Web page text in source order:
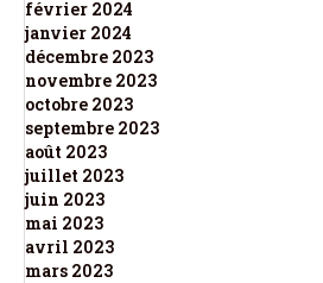
février 2024
janvier 2024
décembre 2023
novembre 2023
octobre 2023
septembre 2023
août 2023
juillet 2023
juin 2023
mai 2023
avril 2023
mars 2023